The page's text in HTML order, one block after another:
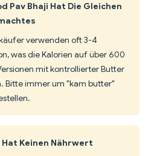
Pav Bhaji Hat Die Gleichen
verwenden oft 3-4
was die Kalorien auf über 600
mit kontrollierter Butter
Bitte immer um "kam butter"
Hat Keinen Nährwert